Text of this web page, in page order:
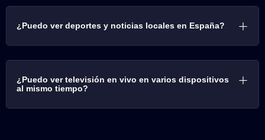
¿Puedo ver deportes y noticias locales en España?
¿Puedo ver televisión en vivo en varios dispositivos
al mismo tiempo?